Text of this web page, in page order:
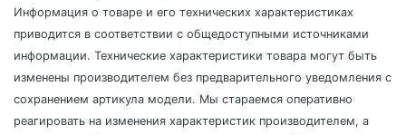
Информация о товаре и его технических характеристиках
приводится в соответствии с общедоступными источниками
информации. Технические характеристики товара могут быть
изменены производителем без предварительного уведомления с
сохранением артикула модели. Мы стараемся оперативно
реагировать на изменения характеристик производителем, а